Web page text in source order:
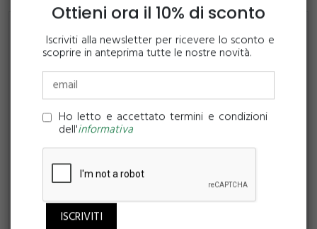
Ottieni ora il 10% di sconto
Iscriviti alla newsletter per ricevere lo sconto e
scoprire in anteprima tutte le nostre novità.
Ho letto e accettato termini e condizioni
dell'informativa